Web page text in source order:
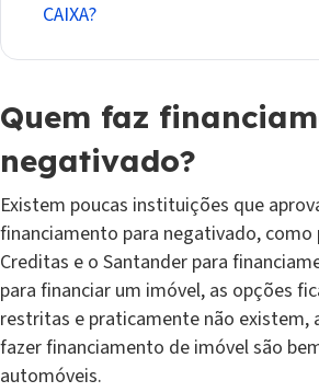
CAIXA?
Quem faz
negativado?
Existem poucas instituições que
financiamento para negativado, como
Creditas e o Santander para
para financiar um imóvel, as opções
restritas e praticamente não existem,
fazer financiamento de imóvel são
automóveis.